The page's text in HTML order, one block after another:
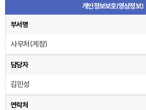
개인정보보호(영상정보)
부서명
사무처(계장)
담당자
김민성
연락처